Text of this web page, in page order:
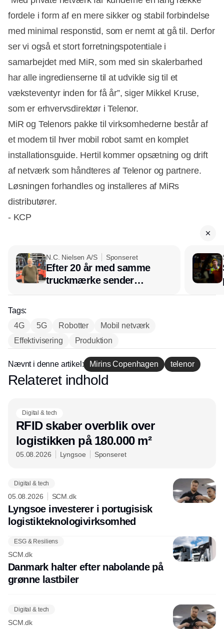
fordele i form af en mere sikker og stabil forbindelse
med minimal responstid, som er nemt at gå til. Derfor
ser vi også et stort forretningspotentiale i
samarbejdet med MiR, som med sin skalerbarhed
har alle ingredienserne til at udvikle sig til et
væksteventyr inden for få år”, siger Mikkel Kruse,
som er erhvervsdirektør i Telenor.
MiR og Telenors pakke til virksomhederne består af
et modem til hver mobil robot samt en komplet
installationsguide. Hertil kommer opsætning og drift
af netværk som håndteres af Telenor og partnere.
Løsningen forhandles og installeres af MiRs
distributører.
- KCP
N.C. Nielsen A/S Sponseret
Efter 20 år med samme
truckmærke sender
lagerchef stafetten videre
Tags:
4G
5G Robotter
Mobil netværk
Effektivisering
Produktion
Nævnt i denne artikel: Mirins Copenhagen telenor
Annonce
Relateret indhold
Digital & tech
RFID skaber overblik over
logistikken på 180.000 m²
05.08.2026 Lyngsoe Sponseret
Digital & tech
05.08.2026 SCM.dk
Lyngsoe investerer i portugisisk
logistikteknologivirksomhed
ESG & Resiliens
SCM.dk
Danmark halter efter nabolande på
grønne lastbiler
Digital & tech
SCM.dk